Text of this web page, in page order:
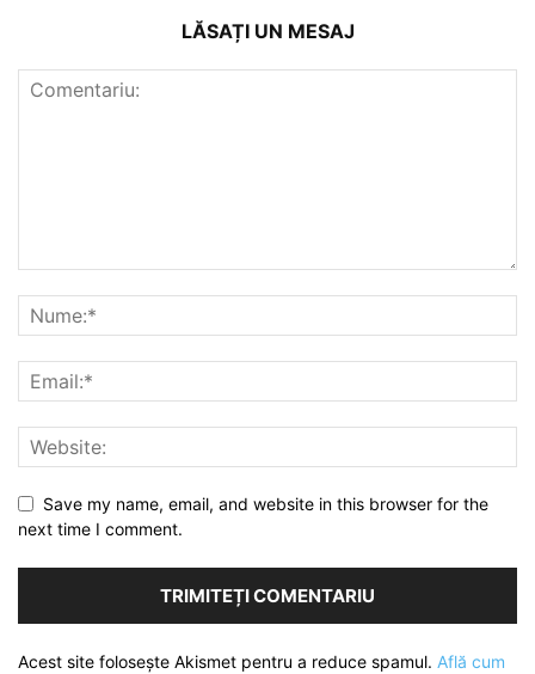
LĂSAȚI UN MESAJ
Save my name, email, and website in this browser for the
next time I comment.
Acest site folosește Akismet pentru a reduce spamul. Află cum